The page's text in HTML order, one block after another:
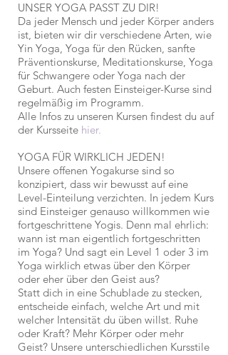
UNSER YOGA PASST ZU DIR!
Da jeder Mensch und jeder Körper anders
ist, bieten wir dir verschiedene Arten, wie
Yin Yoga, Yoga für den Rücken, sanfte
Präventionskurse, Meditationskurse, Yoga
für Schwangere oder Yoga nach der
Geburt. Auch festen Einsteiger-Kurse sind
regelmäßig im Programm.
Alle Infos zu unseren Kursen findest du auf
der Kursseite hier.
YOGA FÜR WIRKLICH JEDEN!
Unsere offenen Yogakurse sind so
konzipiert, dass wir bewusst auf eine
Level-Einteilung verzichten. In jedem Kurs
sind Einsteiger genauso willkommen wie
fortgeschrittene Yogis. Denn mal ehrlich:
wann ist man eigentlich fortgeschritten
im Yoga? Und sagt ein Level 1 oder 3 im
Yoga wirklich etwas über den Körper
oder eher über den Geist aus?
Statt dich in eine Schublade zu stecken,
entscheide einfach, welche Art und mit
welcher Intensität du üben willst. Ruhe
oder Kraft? Mehr Körper oder mehr
Geist? Unsere unterschiedlichen Kursstile